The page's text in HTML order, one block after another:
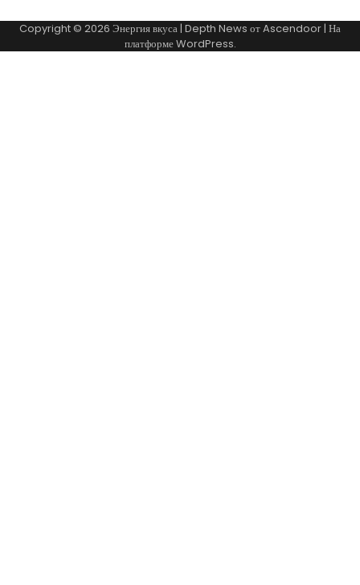
Copyright © 2026 Энергия вкуса| Depth News отAscendoor| На
платформеWordPress.